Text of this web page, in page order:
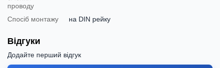
проводу
Спосіб монтажу на DIN рейку
Відгуки
Додайте перший відгук